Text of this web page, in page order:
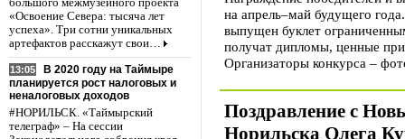
большого межмузейного проекта
«Освоение Севера: тысяча лет
успеха». Три сотни уникальных
артефактов расскажут свои…
13:05
В 2020 году на Таймыре
планируется рост налоговых и
неналоговых доходов
#НОРИЛЬСК. «Таймырский
телеграф» – На сессии
на апрель–май будущего
выпущен буклет
получат дипломы, ценные
Организаторы конкурса –
Поздравление с
Норильска Олега